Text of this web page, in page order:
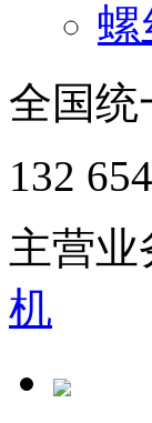
螺
全国统
132
主营业
机